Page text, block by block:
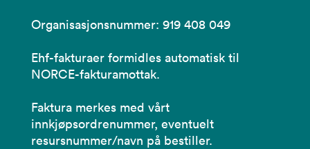
Organisasjonsnummer: 919 408 049
Ehf-fakturaer formidles automatisk til
NORCE-fakturamottak.
Faktura merkes med vårt
innkjøpsordrenummer, eventuelt
resursnummer/navn på bestiller.